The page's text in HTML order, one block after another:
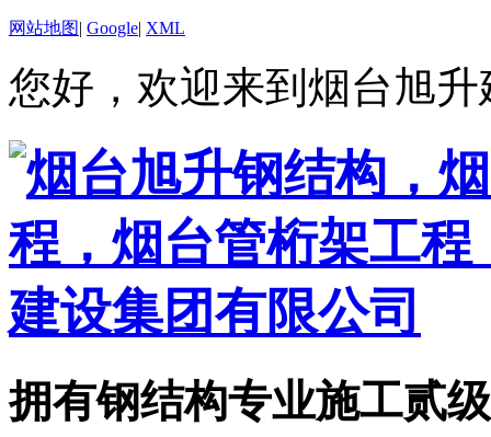
网站地图| Google| XML
您好，欢迎来到烟台旭
拥有钢结构专业施工贰